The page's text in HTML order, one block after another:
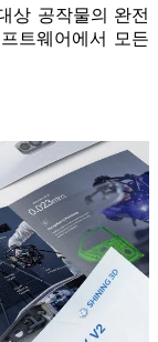
상 공작물의 완전
트웨어에서 모든